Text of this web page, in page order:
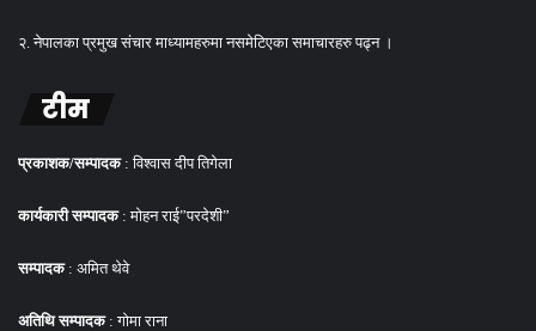
२. नेपालका प्रमुख संचार माध्यामहरुमा नसमेटिएका समाचारहरु पढ्न ।
टीम
प्रकाशक/सम्पादक : विश्वास दीप तिगेला
कार्यकारी सम्पादक: मोहन राई”परदेशी”
सम्पादक: अमित थेवे
अतिथि सम्पादक: गोमा राना